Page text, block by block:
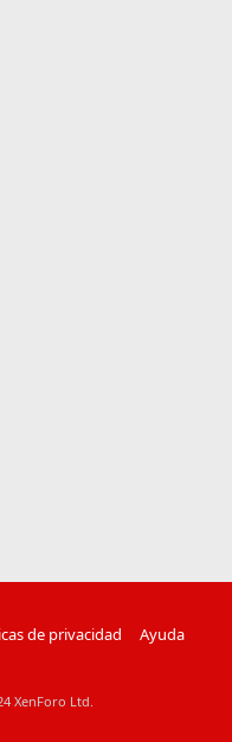
de privacidad
Ayuda
XenForo Ltd.